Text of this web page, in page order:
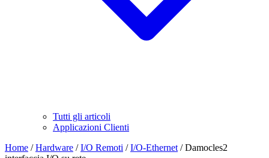
Tutti gli articoli
Applicazioni Clienti
Home /Hardware /I/O Remoti /I/O-Ethernet / Damocles2